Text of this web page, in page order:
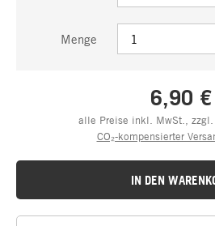
Menge
6,90 €
alle Preise inkl. MwSt., zzgl.
CO₂-kompensierter
IN DEN